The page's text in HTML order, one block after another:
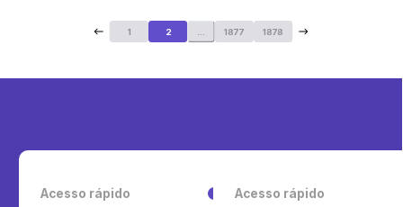
1 2 1877 1878
Acesso rápido Acesso rápido